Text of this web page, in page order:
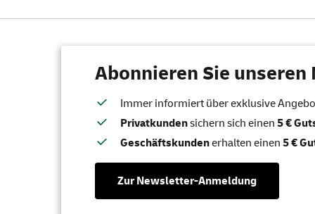
Richtige
Beim
Abonnieren Sie
Immer informiert über exklusive
Privatkundensichern sich einen 5 €
Geschäftskundenerhalten einen 5 €
Zur Newsletter-Anmeldung